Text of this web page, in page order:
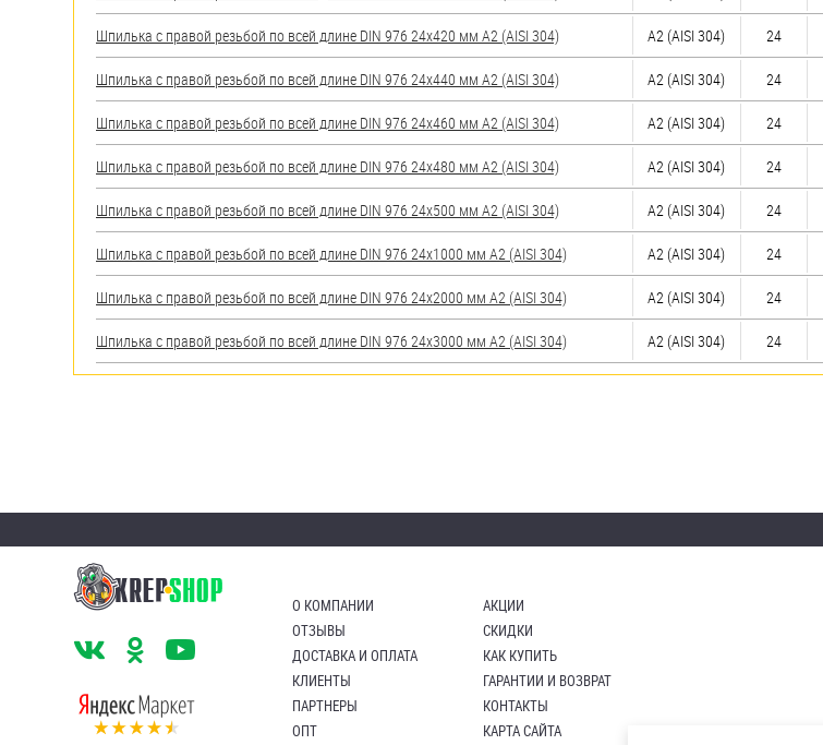
Шпилька с правой резьбой по всей длине DIN 976 24х420 мм А2 (AISI 304) А2 (AISI 304) 24
Шпилька с правой резьбой по всей длине DIN 976 24х440 мм А2 (AISI 304) А2 (AISI 304) 24
Шпилька с правой резьбой по всей длине DIN 976 24х460 мм А2 (AISI 304) А2 (AISI 304) 24
Шпилька с правой резьбой по всей длине DIN 976 24х480 мм А2 (AISI 304) А2 (AISI 304) 24
Шпилька с правой резьбой по всей длине DIN 976 24х500 мм А2 (AISI 304) А2 (AISI 304) 24
Шпилька с правой резьбой по всей длине DIN 976 24х1000 мм А2 (AISI 304) А2 (AISI 304) 24
Шпилька с правой резьбой по всей длине DIN 976 24х2000 мм А2 (AISI 304) А2 (AISI 304) 24
Шпилька с правой резьбой по всей длине DIN 976 24х3000 мм А2 (AISI 304) А2 (AISI 304) 24
О КОМПАНИИ
ОТЗЫВЫ
ДОСТАВКА И ОПЛАТА
КЛИЕНТЫ
ПАРТНЕРЫ
ОПТ
АКЦИИ
СКИДКИ
КАК КУПИТЬ
ГАРАНТИИ И ВОЗВРАТ
КОНТАКТЫ
КАРТА САЙТА